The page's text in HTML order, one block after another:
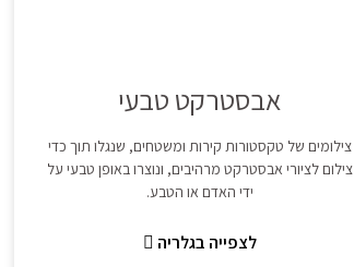
אבסטרקט טבעי
צילומים של טקסטורות קירות ומשטחים, שנגלו תוך כדי
צילום לציורי אבסטרקט מרהיבים, ונוצרו באופן טבעי על
ידי האדם או הטבע.
לצפייה בגלריה